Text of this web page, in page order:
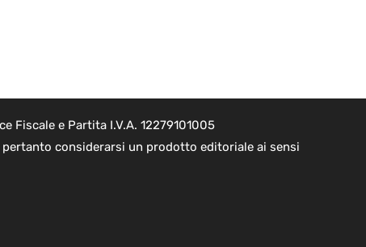
Fiscale e Partita I.V.A. 12279101005
considerarsi un prodotto editoriale ai sensi